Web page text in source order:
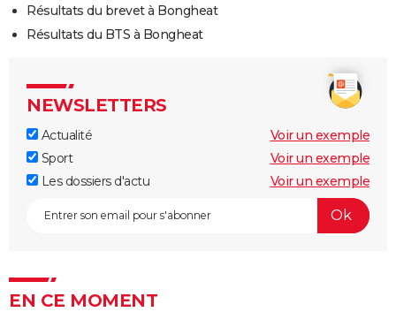
Résultats du brevet à Bongheat
Résultats du BTS à Bongheat
NEWSLETTERS
Actualité
Voir un exemple
Sport
Voir un exemple
Les dossiers d'actu
Voir un exemple
EN CE MOMENT